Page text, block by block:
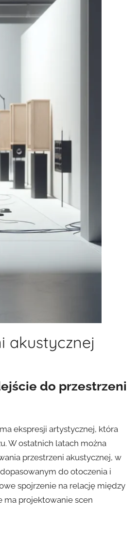
akustycznej
do przestrzeni
ekspresji artystycznej, która
W ostatnich latach można
przestrzeni akustycznej, w
do otoczenia i
spojrzenie na relację między
ma projektowanie scen